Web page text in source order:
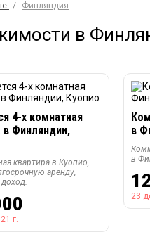
Финляндия
в
4-х комнатная
в Финляндии,
квартира в Куопио,
аренду,
г.
в
в
23